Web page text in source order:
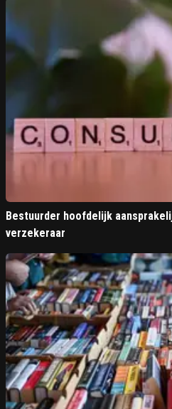
Bestuurder hoofdelijk
verzekeraar